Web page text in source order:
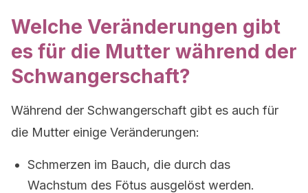
Welche Veränderungen gibt
es für die Mutter während der
Schwangerschaft?
Während der Schwangerschaft gibt es auch für
die Mutter einige Veränderungen:
Schmerzen im Bauch, die durch das
Wachstum des Fötus ausgelöst werden.